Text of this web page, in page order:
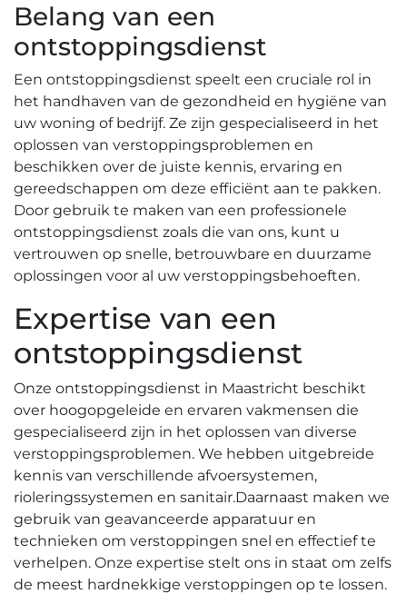
Belang van een
ontstoppingsdienst
Een ontstoppingsdienst speelt een cruciale rol in
het handhaven van de gezondheid en hygiëne van
uw woning of bedrijf.​ Ze zijn gespecialiseerd in het
oplossen van verstoppingsproblemen en
beschikken over de juiste kennis, ervaring en
gereedschappen om deze efficiënt aan te pakken.​
Door gebruik te maken van een professionele
ontstoppingsdienst zoals die van ons, kunt u
vertrouwen op snelle, betrouwbare en duurzame
oplossingen voor al uw verstoppingsbehoeften.​
Expertise van een
ontstoppingsdienst
Onze ontstoppingsdienst in Maastricht beschikt
over hoogopgeleide en ervaren vakmensen die
gespecialiseerd zijn in het oplossen van diverse
verstoppingsproblemen. We hebben uitgebreide
kennis van verschillende afvoersystemen,
rioleringssystemen en sanitair.​ Daarnaast maken we
gebruik van geavanceerde apparatuur en
technieken om verstoppingen snel en effectief te
verhelpen.​ Onze expertise stelt ons in staat om zelfs
de meest hardnekkige verstoppingen op te lossen.​